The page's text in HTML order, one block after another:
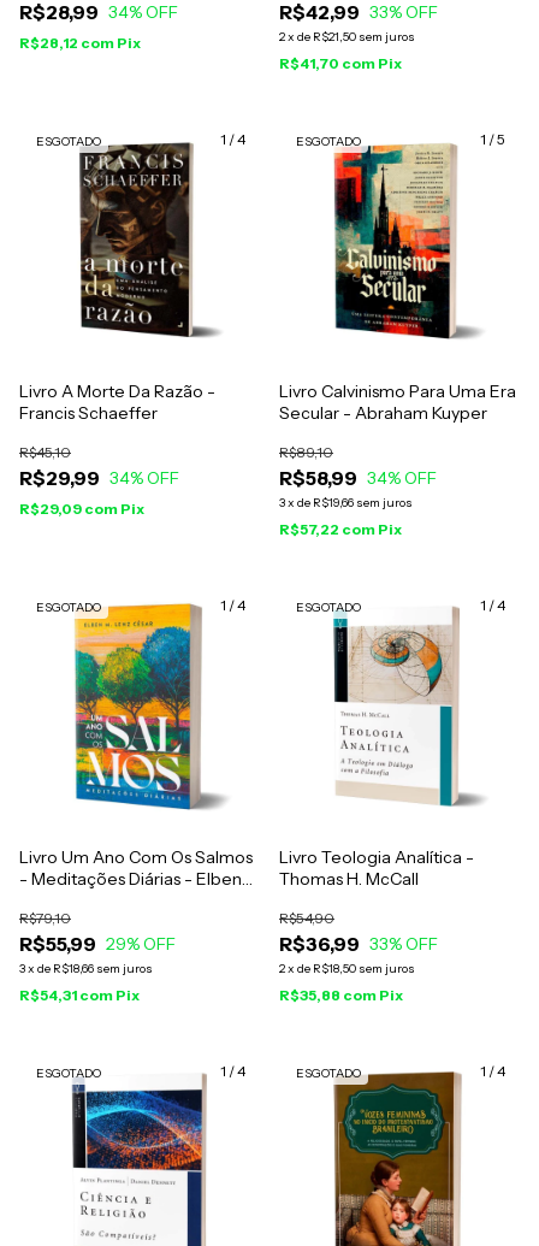
R$28,99 34% OFF
R$28,12 com Pix
R$42,99 33% OFF
2x de R$21,50 sem juros
R$41,70 com Pix
1 /4
ESGOTADO
Livro A Morte Da Razão -
Francis Schaeffer
R$29,99
R$45,10
34% OFF
R$29,09 com Pix
1 /5
ESGOTADO
Livro Calvinismo Para Uma Era
Secular - Abraham Kuyper
R$58,99
R$89,10
34% OFF
3x de R$19,66 sem juros
R$57,22 com Pix
1 /4
ESGOTADO
Livro Um Ano Com Os Salmos
- Meditações Diárias - Elben
R$55,99
R$79,10
29% OFF
3x de R$18,66 sem juros
R$54,31 com Pix
1 /4
ESGOTADO
Livro Teologia Analítica -
Thomas H. McCall
R$36,99
R$54,90
33% OFF
2x de R$18,50 sem juros
R$35,88 com Pix
1 /4
ESGOTADO 1 /4
ESGOTADO